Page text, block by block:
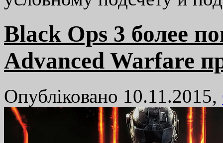
Black Ops 3 более
Advanced Warfare
Опубліковано 10.11.2015,